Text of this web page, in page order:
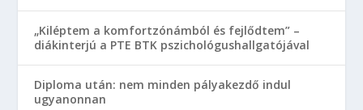
„Kiléptem a komfortzónámból és fejlődtem” –
diákinterjú a PTE BTK pszichológushallgatójával
Diploma után: nem minden pályakezdő indul
ugyanonnan